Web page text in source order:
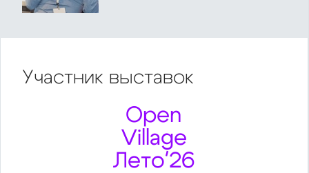
Участник выставок
Open
Village
Лето'26